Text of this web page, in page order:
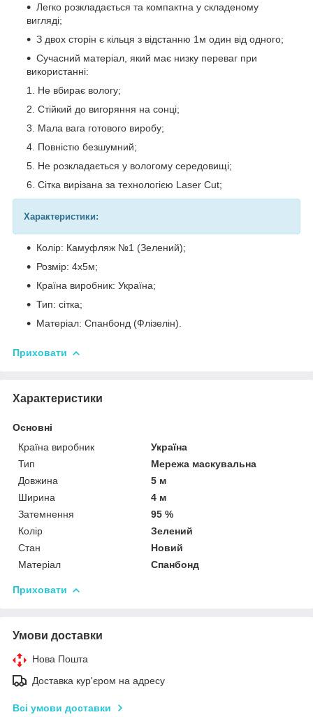
Легко розкладається та компактна у складеному
вигляді;
З двох сторін є кільця з відстанню 1м один від одного;
Сучасний матеріал, який має низку переваг при
використанні:
Не вбирає вологу;
Стійкий до вигоряння на сонці;
Мала вага готового виробу;
Повністю безшумний;
Не розкладається у вологому середовищі;
Сітка вирізана за технологією Laser Cut;
Характеристики:
Колір: Камуфляж №1 (Зелений);
Розмір: 4х5м;
Країна виробник: Україна;
Тип: сітка;
Матеріал: Спанбонд (Флізелін).
Приховати
Характеристики
Основні
Країна виробник
Україна
Тип
Мережа маскувальна
Довжина
5 м
Ширина
4 м
Затемнення
95 %
Колір
Зелений
Стан
Новий
Матеріал
Спанбонд
Приховати
Умови доставки
Нова Пошта
Доставка кур'єром на адресу
Всі умови доставки